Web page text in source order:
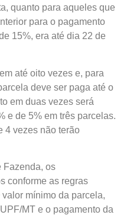
quanto para aqueles que
para o pagamento
15%, era até dia 22 de
até oito vezes e, para
deve ser paga até o
em duas vezes será
e de 5% em três parcelas.
4 vezes não terão
Fazenda, os
conforme as regras
mínimo da parcela,
MT e o pagamento da